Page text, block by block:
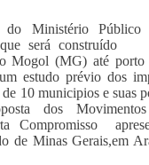
do Ministério Público
será construído
Mogol (MG) até porto
estudo prévio dos
10 municipios e suas
dos
Compromisso
de Minas Gerais,em